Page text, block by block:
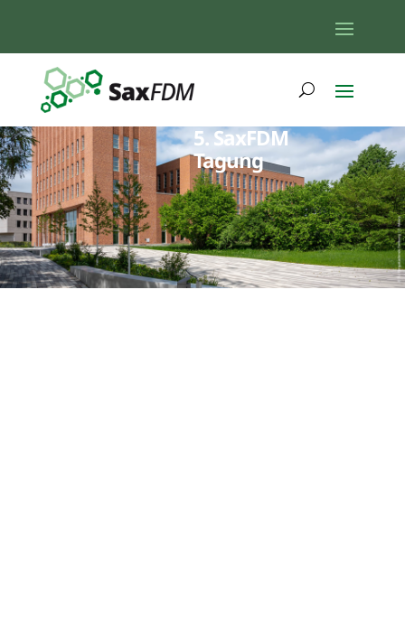
5. SaxFDM
Tagung